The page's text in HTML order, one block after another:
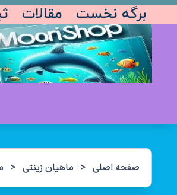
برگه نخست مقالات
صفحه اصلی < ماهیان زینتی <